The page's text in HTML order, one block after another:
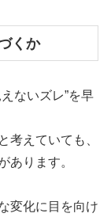
くか
ないズレ”を早
考えていても、
あります。
変化に目を向け